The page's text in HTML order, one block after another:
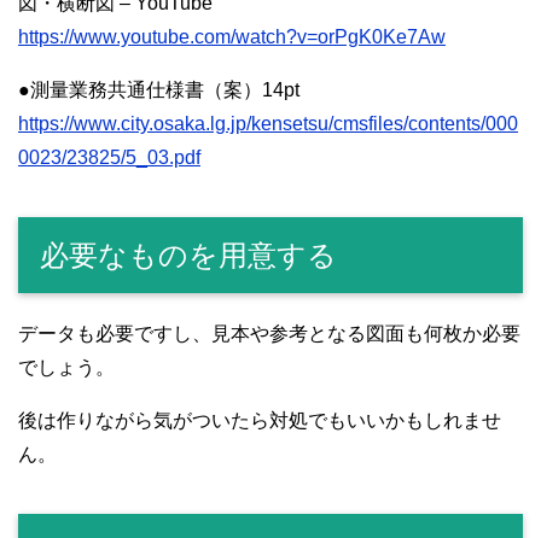
https://www.youtube.com/watch?v=orPgK0Ke7Aw
●測量業務共通仕様書（案）14pt
https://www.city.osaka.lg.jp/kensetsu/cmsfiles/contents/000
0023/23825/5_03.pdf
必要なものを用意する
データも必要ですし、見本や参考となる図面も何枚か必要
でしょう。
後は作りながら気がついたら対処でもいいかもしれませ
ん。